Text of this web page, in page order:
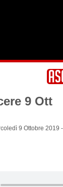
9 Ott
9 Ottobre 2019